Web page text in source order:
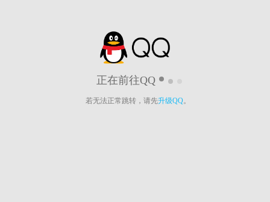
正在前往QQ
若无法正常跳转，请先升级QQ。